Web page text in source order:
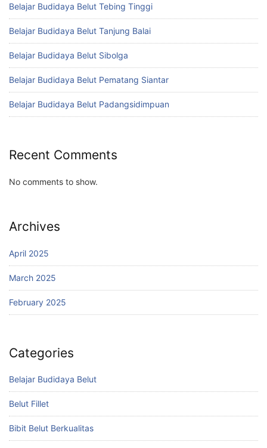
Belajar Budidaya Belut Tebing Tinggi
Belajar Budidaya Belut Tanjung Balai
Belajar Budidaya Belut Sibolga
Belajar Budidaya Belut Pematang Siantar
Belajar Budidaya Belut Padangsidimpuan
Recent Comments
No comments to show.
Archives
April 2025
March 2025
February 2025
Categories
Belajar Budidaya Belut
Belut Fillet
Bibit Belut Berkualitas